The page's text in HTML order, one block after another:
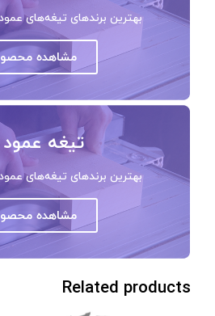
بهترین برندهای تیغه‌های
مشاهده
تیغه عمود
بهترین برندهای تیغه‌های
مشاهده
Related products